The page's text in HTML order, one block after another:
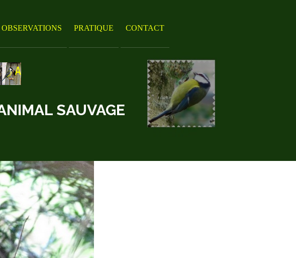
SAUVAGE
OBSERVATIONS PRATIQUE CONTACT